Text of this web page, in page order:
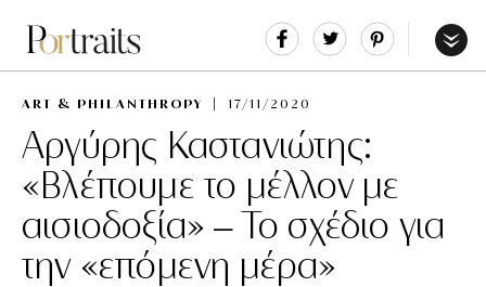
Share Tweet
ART & PHILANTHROPY 17/11/2020
Αργύρης Καστανιώτης:
«Βλέπουμε το μέλλον με
αισιοδοξία» – Το σχέδιο για
την «επόμενη μέρα»